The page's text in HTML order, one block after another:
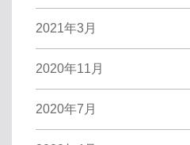
2021年3月
2020年11月
2020年7月